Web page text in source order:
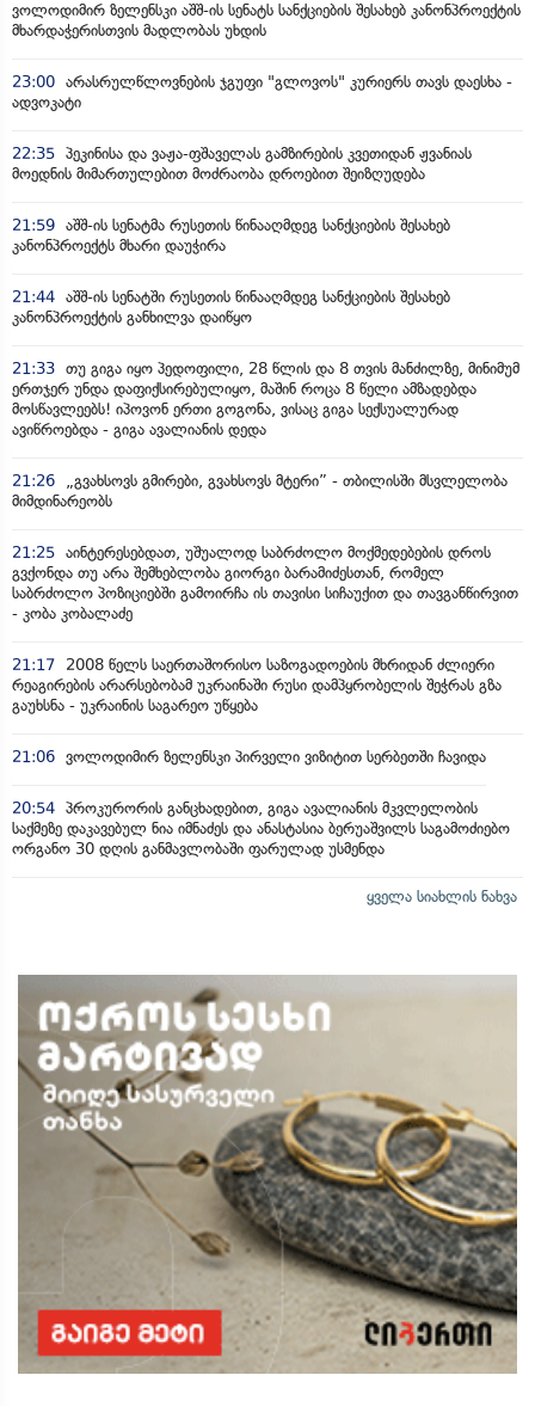
ვოლოდიმირ ზელენსკი აშშ-ის სენატს სანქციების შესახებ კანონპროექტის
მხარდაჭერისთვის მადლობას უხდის
23:00 არასრულწლოვნების ჯგუფი "გლოვოს" კურიერს თავს დაესხა -
ადვოკატი
22:35 პეკინისა და ვაჟა-ფშაველას გამზირების კვეთიდან ჟვანიას
მოედნის მიმართულებით მოძრაობა დროებით შეიზღუდება
21:59 აშშ-ის სენატმა რუსეთის წინააღმდეგ სანქციების შესახებ
კანონპროექტს მხარი დაუჭირა
21:44 აშშ-ის სენატში რუსეთის წინააღმდეგ სანქციების შესახებ
კანონპროექტის განხილვა დაიწყო
21:33 თუ გიგა იყო პედოფილი, 28 წლის და 8 თვის მანძილზე, მინიმუმ
ერთჯერ უნდა დაფიქსირებულიყო, მაშინ როცა 8 წელი ამზადებდა
მოსწავლეებს! იპოვონ ერთი გოგონა, ვისაც გიგა სექსუალურად
ავიწროებდა - გიგა ავალიანის დედა
21:26
„გვახსოვს გმირები, გვახსოვს მტერი” - თბილისში მსვლელობა
მიმდინარეობს
21:25 აინტერესებდათ, უშუალოდ საბრძოლო მოქმედებების დროს
გვქონდა თუ არა შემხებლობა გიორგი ბარამიძესთან, რომელ
საბრძოლო პოზიციებში გამოირჩა ის თავისი სიჩაუქით და თავგანწირვით
- კობა კობალაძე
21:17
2008 წელს საერთაშორისო საზოგადოების მხრიდან ძლიერი
რეაგირების არარსებობამ უკრაინაში რუსი დამპყრობელის შეჭრას გზა
გაუხსნა - უკრაინის საგარეო უწყება
21:06 ვოლოდიმირ ზელენსკი პირველი ვიზიტით სერბეთში ჩავიდა
20:54 პროკურორის განცხადებით, გიგა ავალიანის მკვლელობის
საქმეზე დაკავებულ ნია იმნაძეს და ანასტასია ბერუაშვილს საგამოძიებო
ორგანო 30 დღის განმავლობაში ფარულად უსმენდა
ყველა სიახლის ნახვა